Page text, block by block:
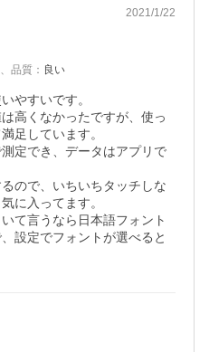
2021/1/22
、 品質 ： 良い
やすいです。
高くなかったですが、使っ
足しています。
定でき、データはアプリで
ので、いちいちタッチしな
に入ってます。
て言うなら日本語フォント
設定でフォントが選べると